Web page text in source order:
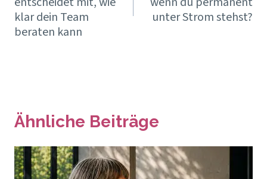
klar dein Team
beraten kann
unter Strom stehst?
Ähnliche Beiträge